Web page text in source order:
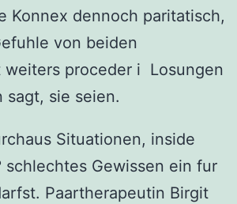
Konnex dennoch paritatisch,
von beiden
weiters proceder i Losungen
sagt, sie seien.
Situationen, inside
schlechtes Gewissen ein fur
Paartherapeutin Birgit